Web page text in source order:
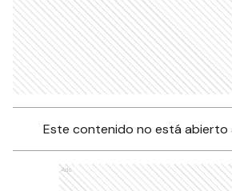
Este contenido no está abierto
Ads